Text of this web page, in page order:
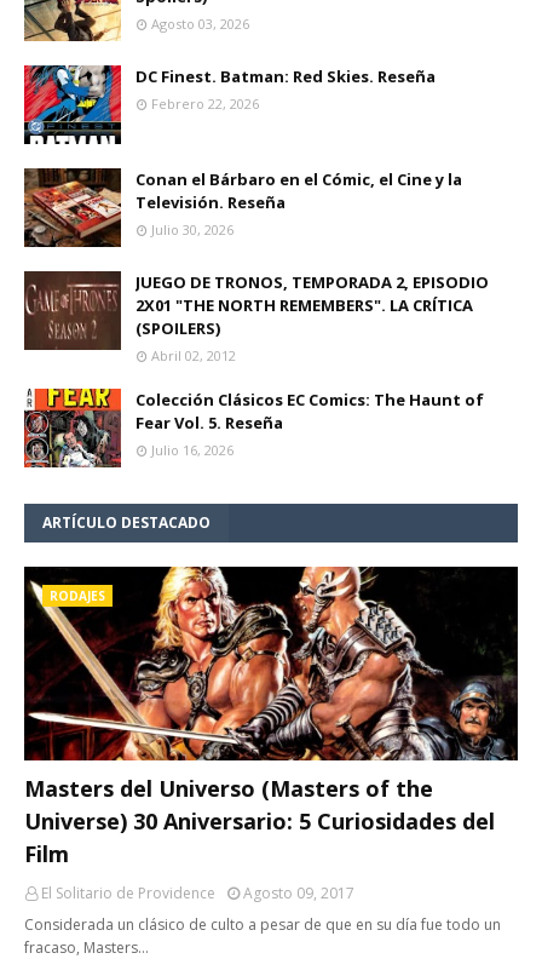
Agosto 03, 2026
DC Finest. Batman: Red Skies. Reseña
Febrero 22, 2026
Conan el Bárbaro en el Cómic, el Cine y la
Televisión. Reseña
Julio 30, 2026
JUEGO DE TRONOS, TEMPORADA 2, EPISODIO
2X01 "THE NORTH REMEMBERS". LA CRÍTICA
(SPOILERS)
Abril 02, 2012
Colección Clásicos EC Comics: The Haunt of
Fear Vol. 5. Reseña
Julio 16, 2026
ARTÍCULO DESTACADO
RODAJES
Masters del Universo (Masters of the
Universe) 30 Aniversario: 5 Curiosidades del
Film
El Solitario de Providence
Agosto 09, 2017
Considerada un clásico de culto a pesar de que en su día fue todo un
fracaso, Masters…